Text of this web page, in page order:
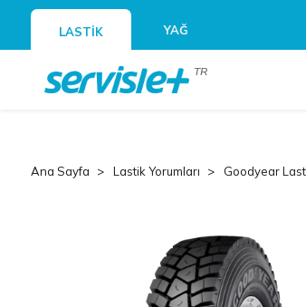
LASTİK YAĞ
TR
Ana Sayfa Lastik Yorumları Goodyear